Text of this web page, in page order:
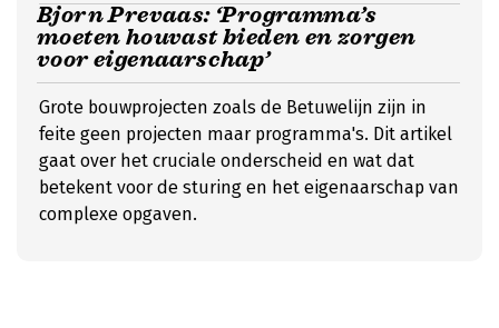
Bjorn Prevaas: ‘Programma’s
moeten houvast bieden en zorgen
voor eigenaarschap’
Grote bouwprojecten zoals de Betuwelijn zijn in
feite geen projecten maar programma's. Dit artikel
gaat over het cruciale onderscheid en wat dat
betekent voor de sturing en het eigenaarschap van
complexe opgaven.